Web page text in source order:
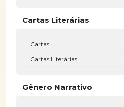
Cartas Literárias
Cartas
Cartas Literárias
Gênero Narrativo